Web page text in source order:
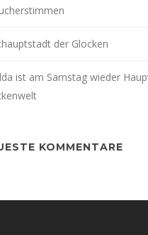
der Glocken
ist am Samstag wieder
KOMMENTARE